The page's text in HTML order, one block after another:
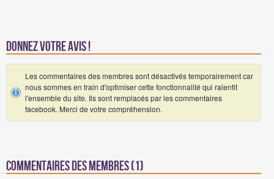
Donnez votre avis !
Les commentaires des membres sont désactivés temporairement car
nous sommes en train d'optimiser cette fonctionnalité qui ralentit
l'ensemble du site. Ils sont remplacés par les commentaires
facebook. Merci de votre compréhension.
Commentaires des membres (1)